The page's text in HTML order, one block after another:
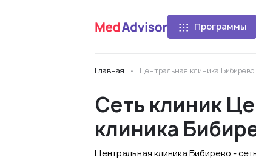
Программы
Главная Центральная клиника Бибирево
Сеть клиник
клиника
Центральная клиника Бибирево -